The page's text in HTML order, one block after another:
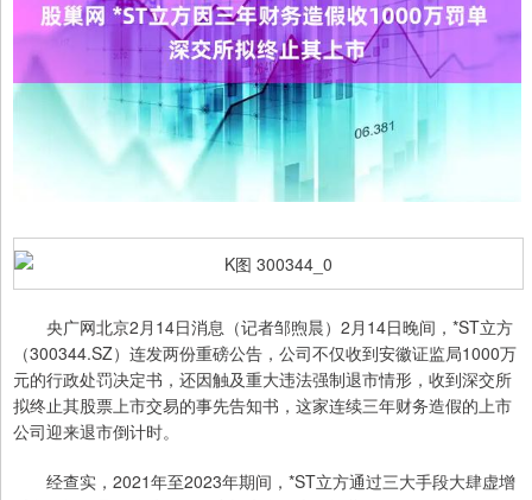
央广网北京2月14日消息（记者邹煦晨）2月14日晚间，*ST立方
（300344.SZ）连发两份重磅公告，公司不仅收到安徽证监局1000万
元的行政处罚决定书，还因触及重大违法强制退市情形，收到深交所
拟终止其股票上市交易的事先告知书，这家连续三年财务造假的上市
公司迎来退市倒计时。
经查实，2021年至2023年期间，*ST立方通过三大手段大肆虚增